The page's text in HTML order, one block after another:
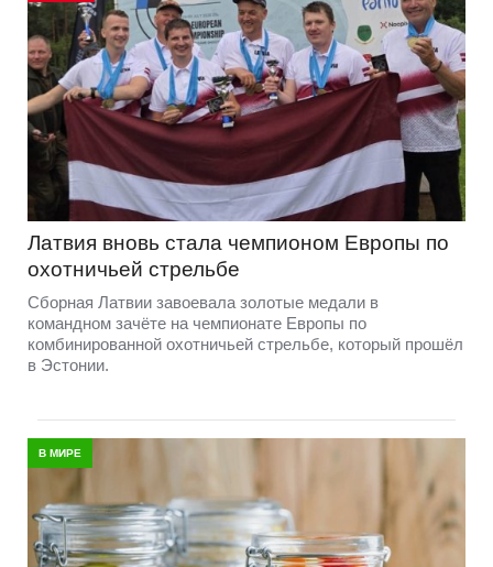
Латвия вновь стала чемпионом Европы по
охотничьей стрельбе
Сборная Латвии завоевала золотые медали в
командном зачёте на чемпионате Европы по
комбинированной охотничьей стрельбе, который прошёл
в Эстонии.
В МИРЕ